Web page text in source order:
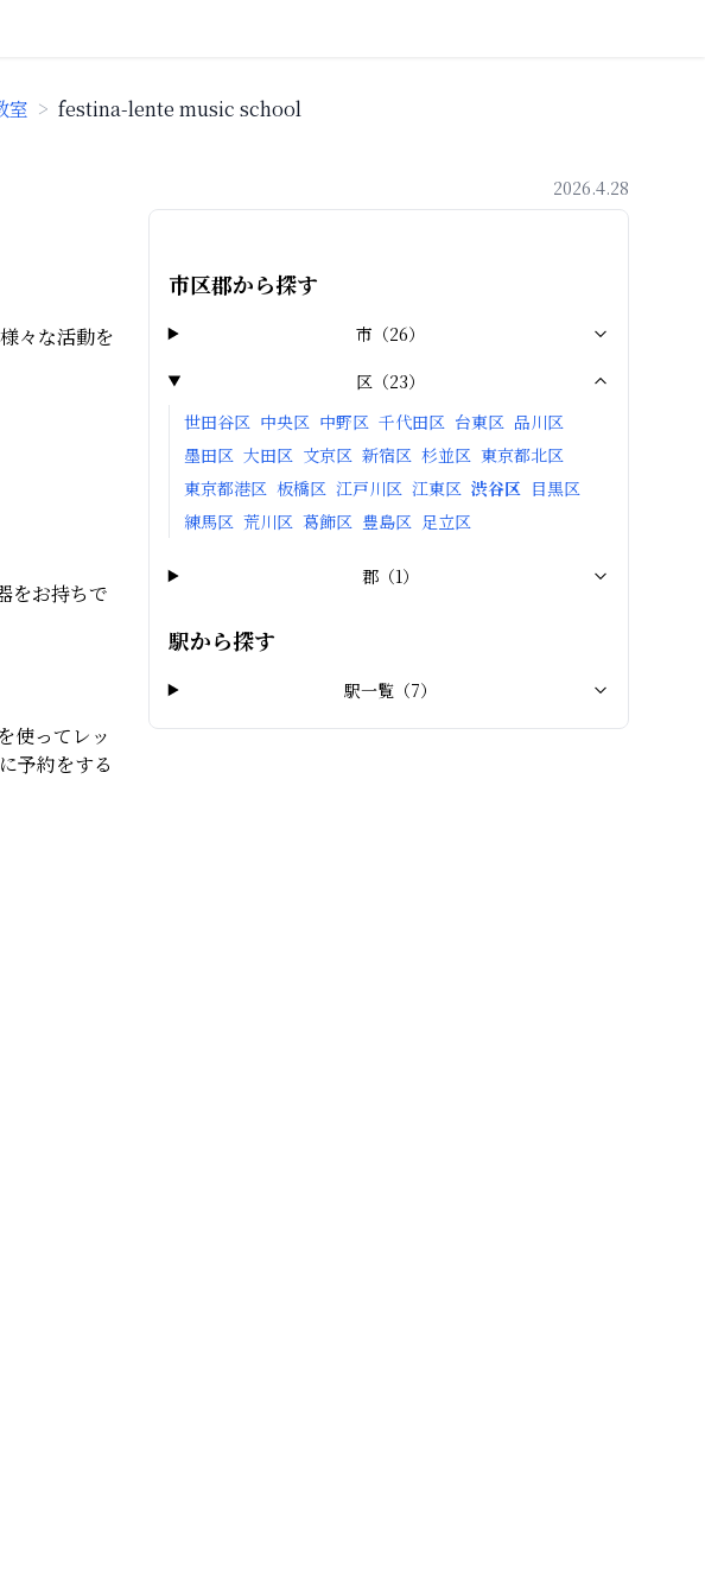
室 > festina-lente music school
2026.4.28
々な活動を
をお持ちで
使ってレッ
予約をする
市区郡から探す
市 （26）
区（23）
世田谷区 中央区 中野区 千代田区 台東区 品川区
墨田区 大田区 文京区 新宿区 杉並区 東京都北区
東京都港区 板橋区 江戸川区 江東区 渋谷区 目黒区
練馬区 荒川区 葛飾区 豊島区 足立区
郡（1）
駅から探す
駅一覧（7）